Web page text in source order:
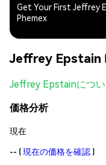
Get Your First Jeffrey
Phemex
Jeffrey Epstain
Jeffrey Epstainにつ
価格分析
現在
-- (現在の価格を確認 )